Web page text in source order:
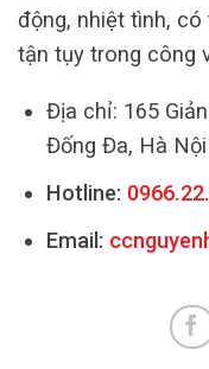
động, nhiệt tình,
tận tụy trong công
Địa chỉ: 165
Đống Đa, Hà Nội
Hotline:
Email: